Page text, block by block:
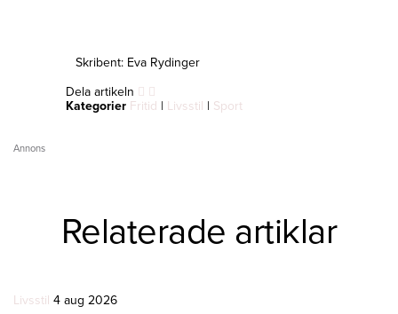
Skribent: Eva Rydinger
Dela artikeln
Kategorier Fritid | Livsstil | Sport
Annons
Relaterade artiklar
Livsstil 4 aug 2026